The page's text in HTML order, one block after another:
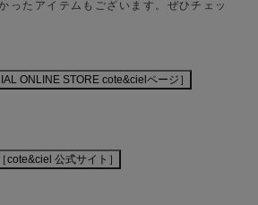
ったアイテムもございます。ぜひチェッ